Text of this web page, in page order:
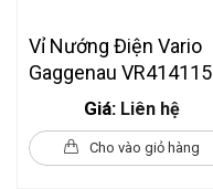
Vỉ Nướng Điện Vario
Gaggenau VR414115
Series 400, 38 Cm
Giá: Liên hệ
Cho vào giỏ hàng